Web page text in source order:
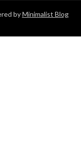
byMinimalist Blog